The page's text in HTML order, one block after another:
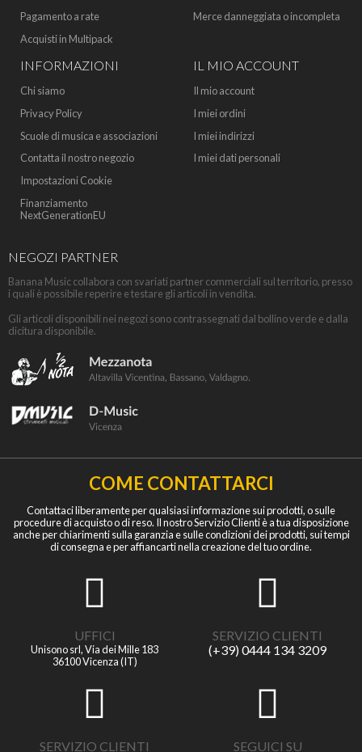
Pagamento a rate
Acquisti in Multipack
Merce danneggiata o incompleta
INFORMAZIONI
Chi siamo
Privacy Policy
Scuole di musica e associazioni
Contatta il nostro negozio
Impostazioni Cookie
Finanziamento
NextGenerationEU
IL MIO ACCOUNT
Il mio account
I miei ordini
I miei indirizzi
I miei dati personali
NEGOZI PARTNER
Banana Music collabora con svariati partner commerciali sul territorio, presso
i quali è possibile reperire e testare gli articoli in vendita.
Gli articoli disponibili nei negozi sono contrassegnati dal bollino verde e dalla
dicitura disponibile.
COME CONTATTARCI
Contattaci liberamente per qualsiasi informazione sui prodotti, o sulle
procedure di acquisto o di reso. Il nostro Servizio Clienti è a tua disposizione
anche per chiarimenti sulla garanzia e sulle condizioni dei prodotti, sui tempi
di consegna e per affiancarti nella creazione del tuo ordine.
UFFICI
Unisono srl, Via dei Mille 183
36100 Vicenza (IT)
SERVIZIO CLIENTI
(+39) 0444 134 3209
SERVIZIO CLIENTI SEGUICI SU